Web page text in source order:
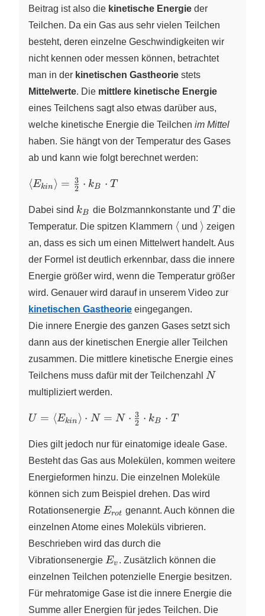
Beitrag ist also die kinetische Energie der
Teilchen. Da ein Gas aus sehr vielen Teilchen
besteht, deren einzelne Geschwindigkeiten wir
nicht kennen oder messen können, betrachtet
man in der kinetischen Gastheorie stets
Mittelwerte. Die mittlere kinetische Energie
eines Teilchens sagt also etwas darüber aus,
welche kinetische Energie die Teilchen im Mittel
haben. Sie hängt von der Temperatur des Gases
ab und kann wie folgt berechnet werden:
\langle
\rangle
=
\frac{3}
{2}
\cdot
k_B
\cdot T
⟨Ekin ⟩ = 2
3 ⋅ kB ⋅ T
Dabei sind k_B
kB die Bolzmannkonstante und T
T die
Temperatur. Die spitzen Klammern \langle
⟨ und \rangle
⟩ zeigen
an, dass es sich um einen Mittelwert handelt. Aus
der Formel ist deutlich erkennbar, dass die innere
Energie größer wird, wenn die Temperatur größer
wird. Genauer wird darauf in unserem Video zur
kinetischen Gastheorie eingegangen.
Die innere Energie des ganzen Gases setzt sich
dann aus der kinetischen Energie aller Teilchen
zusammen. Die mittlere kinetische Energie eines
Teilchens muss dafür mit der Teilchenzahl
N
N
multipliziert werden.
U =
E_{kin}
\rangle
\cdot N
= N
\cdot
\frac{3}
{2}
\cdot
\cdot T
U = ⟨Ekin ⟩ ⋅ N = N ⋅ 2
3 ⋅ kB ⋅ T
Dies gilt jedoch nur für einatomige ideale Gase.
Besteht das Gas aus Molekülen, kommen weitere
Energieformen hinzu. Die einzelnen Moleküle
können sich zum Beispiel drehen. Das wird
Rotationsenergie E_{rot}
Erot genannt. Auch können die
einzelnen Atome eines Moleküls vibrieren.
Beschrieben wird das durch die
Vibrationsenergie E_v
Ev . Zusätzlich können die
einzelnen Teilchen potenzielle Energie besitzen.
Für mehratomige Gase ist die innere Energie die
Summe aller Energien für jedes Teilchen. Die